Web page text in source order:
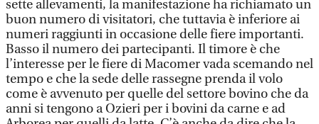
sette allevamenti, la manifestazione ha richiamato un
buon numero di visitatori, che tuttavia è inferiore ai
numeri raggiunti in occasione delle fiere importanti.
Basso il numero dei partecipanti. Il timore è che
l’interesse per le fiere di Macomer vada scemando nel
tempo e che la sede delle rassegne prenda il volo
come è avvenuto per quelle del settore bovino che da
anni si tengono a Ozieri per i bovini da carne e ad